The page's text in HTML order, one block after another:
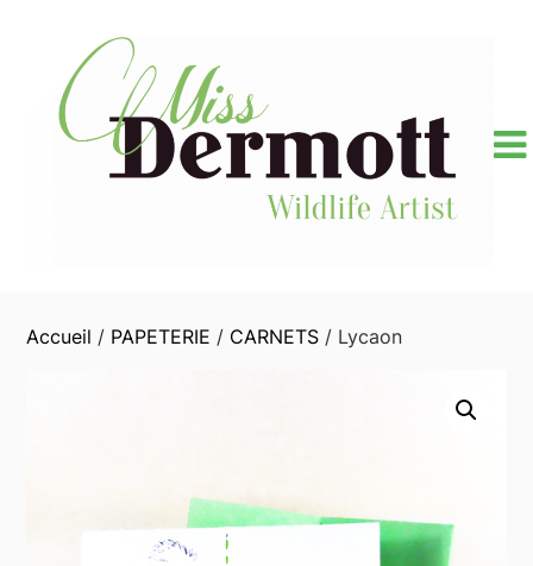
Accueil / PAPETERIE / CARNETS / Lycaon